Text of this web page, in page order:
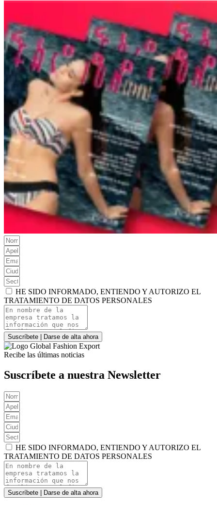
HE SIDO INFORMADO, ENTIENDO Y AUTORIZO EL
TRATAMIENTO DE DATOS PERSONALES
Suscríbete | Darse de alta ahora
Recibe las últimas noticias
Suscríbete a nuestra Newsletter
HE SIDO INFORMADO, ENTIENDO Y AUTORIZO EL
TRATAMIENTO DE DATOS PERSONALES
Suscríbete | Darse de alta ahora